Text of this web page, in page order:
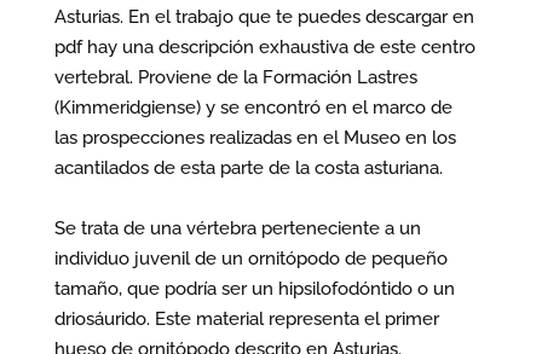
Asturias. En el trabajo que te puedes descargar en
pdf hay una descripción exhaustiva de este centro
vertebral. Proviene de la Formación Lastres
(Kimmeridgiense) y se encontró en el marco de
las prospecciones realizadas en el Museo en los
acantilados de esta parte de la costa asturiana.
Se trata de una vértebra perteneciente a un
individuo juvenil de un ornitópodo de pequeño
tamaño, que podría ser un hipsilofodóntido o un
driosáurido. Este material representa el primer
hueso de ornitópodo descrito en Asturias.